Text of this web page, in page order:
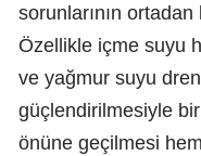
sorunlarının ortadan
Özellikle içme suyu
ve yağmur suyu
güçlendirilmesiyle
önüne geçilmesi